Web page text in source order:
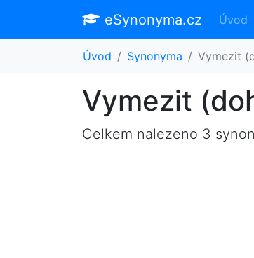
eSynonyma.cz Úvod
Úvod Synonyma Vymezit
Vymezit
Celkem nalezeno 3